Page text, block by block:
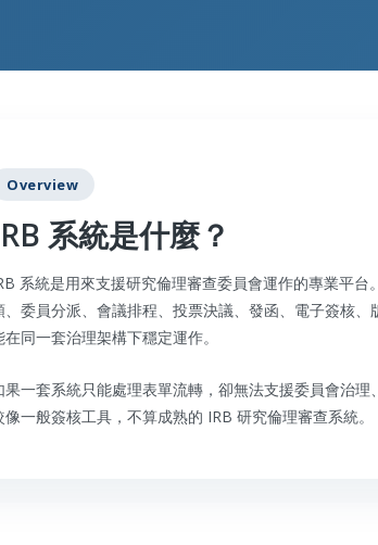
Overview
系統是什麼？
系統是用來支援研究倫理審查委員會運作的專業平
、委員分派、會議排程、投票決議、發函、電子簽核
在同一套治理架構下穩定運作。
果一套系統只能處理表單流轉，卻無法支援委員會治
像一般簽核工具，不算成熟的 IRB 研究倫理審查系統。